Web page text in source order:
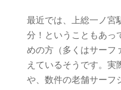
最近では、上総一ノ宮
分！ということもあっ
めの方（多くはサーフ
えているそうです。
や、数件の老舗サーフ